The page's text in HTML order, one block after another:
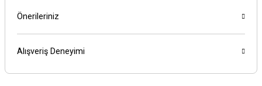
Önerileriniz
Alışveriş Deneyimi